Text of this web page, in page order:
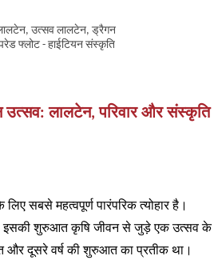
उत्सव: लालटेन, परिवार और संस्कृति
सबसे महत्वपूर्ण पारंपरिक त्योहार है।
इसकी शुरुआत कृषि जीवन से जुड़े एक उत्सव के
और दूसरे वर्ष की शुरुआत का प्रतीक था।